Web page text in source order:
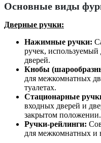
Основные виды
Дверные ручки:
Нажимные ручки:
ручек,
дверей.
Кнобы
для межкомнатных
туалетах.
Стационарные
входных дверей и
закрытом положении.
Ручки-рейлинги:
для межкомнатных и